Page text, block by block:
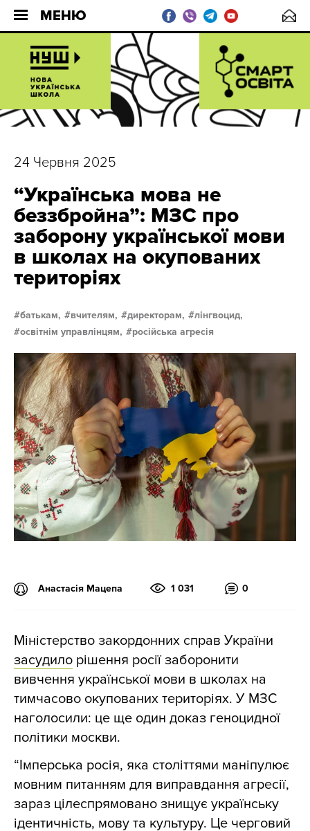
МЕНЮ
24 Червня 2025
“Українська мова не
беззбройна”: МЗС про
заборону української мови
в школах на окупованих
територіях
батькам, вчителям, директорам,
лінгвоцид,
освітнім управлінцям,
російська агресія
Анастасія Мацепа 1 031 0
Міністерство закордонних справ України
засудило рішення росії заборонити
вивчення української мови в школах на
тимчасово окупованих територіях. У МЗС
наголосили: це ще один доказ геноцидної
політики москви.
“Імперська росія, яка століттями маніпулює
мовним питанням для виправдання агресії,
зараз цілеспрямовано знищує українську
ідентичність, мову та культуру. Це черговий